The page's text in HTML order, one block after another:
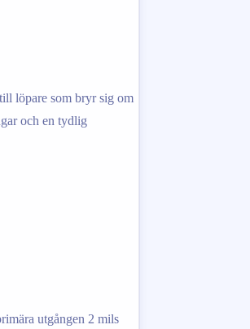
löpare som bryr sig om
och en tydlig
utgången 2 mils